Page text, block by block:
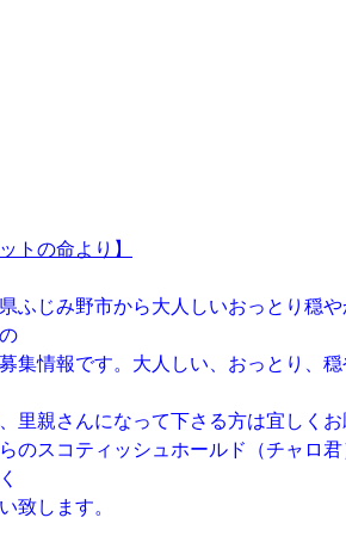
ットの命より】
ふじみ野市から大人しいおっとり穏
集情報です。大人しい、おっとり、
里親さんになって下さる方は宜しくお
のスコティッシュホールド（チャロ
致します。